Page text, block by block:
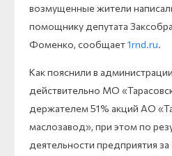
возмущенные жители
помощнику депутата
Фоменко, сообщает1rnd.ru.
Как пояснили в
действительно МО
держателем 51% акций АО
маслозавод», при этом по
деятельности предприятия